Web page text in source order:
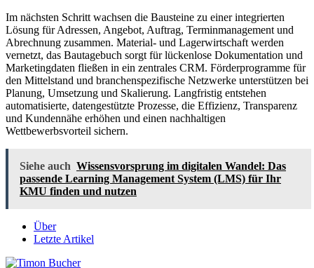
Im nächsten Schritt wachsen die Bausteine zu einer integrierten
Lösung für Adressen, Angebot, Auftrag, Terminmanagement und
Abrechnung zusammen. Material- und Lagerwirtschaft werden
vernetzt, das Bautagebuch sorgt für lückenlose Dokumentation und
Marketingdaten fließen in ein zentrales CRM. Förderprogramme für
den Mittelstand und branchenspezifische Netzwerke unterstützen bei
Planung, Umsetzung und Skalierung. Langfristig entstehen
automatisierte, datengestützte Prozesse, die Effizienz, Transparenz
und Kundennähe erhöhen und einen nachhaltigen
Wettbewerbsvorteil sichern.
Siehe auch Wissensvorsprung im digitalen Wandel: Das
passende Learning Management System (LMS) für Ihr
KMU finden und nutzen
Über
Letzte Artikel